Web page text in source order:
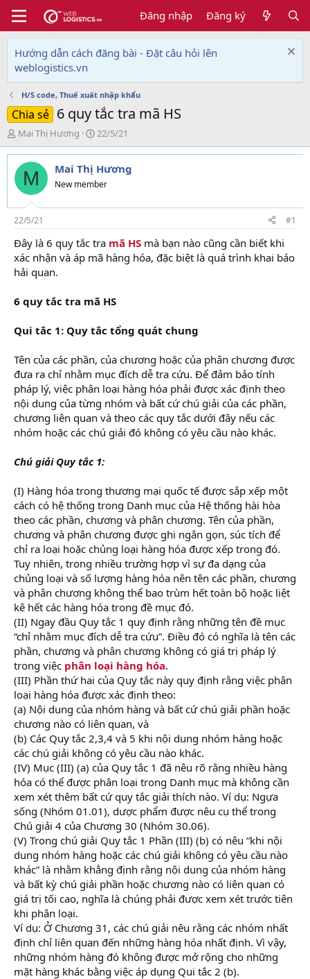
Đăng nhập Đăng ký
Hướng dẫn cách đăng bài - Đặt câu hỏi lên
weblogistics.vn
H/S code, Thuế xuất nhập khẩu
Chia sẻ 6 quy tắc tra mã HS
T
h
r
e
d
s
t
a
r
t
e
Mai Thị Hương
N
g
à
y
g
i
22/5/21
M Mai Thị Hương
New member
22/5/21 #1
Đây là 6 quy tắc tra mã HS mà bạn nào cũng cần biết khi
xác nhận và áp mã hàng hóa, đặc biệt là quá trình khai báo
hải quan.
6 quy tắc tra mã HS
Qui tắc 1: Quy tắc tổng quát chung
Tên của các phần, của chương hoặc của phân chương được
đưa ra chỉ nhằm mục đích dễ tra cứu. Để đảm bảo tính
pháp lý, việc phân loại hàng hóa phải được xác định theo
nội dung của từng nhóm và bất cứ chú giải của các phần,
chương liên quan và theo các quy tắc dưới đây nếu các
nhóm hoặc các chú giải đó không có yêu cầu nào khác.
Chú giải Quy tắc 1:
(I) Hàng hóa trong thương mại quốc tế được sắp xếp một
cách có hệ thống trong Danh mục của Hệ thống hài hòa
theo các phần, chương và phân chương. Tên của phần,
chương và phân chương được ghi ngắn gọn, súc tích để
chỉ ra loại hoặc chủng loại hàng hóa được xếp trong đó.
Tuy nhiên, trong nhiều trường hợp vì sự đa dạng của
chủng loại và số lượng hàng hóa nên tên các phần, chương
và phân chương không thể bao trùm hết toàn bộ hoặc liệt
kê hết các hàng hóa trong đề mục đó.
(II) Ngay đầu Quy tắc 1 quy định rằng những tên đề mục
“chỉ nhằm mục đích dễ tra cứu”. Điều đó có nghĩa là tên các
phần, chương và phân chương không có giá trị pháp lý
trong việc phân loại hàng hóa.
(III) Phần thứ hai của Quy tắc này quy định rằng việc phân
loại hàng hóa được xác định theo:
(a) Nội dung của nhóm hàng và bất cứ chú giải phần hoặc
chương nào có liên quan, và
(b) Các Quy tắc 2,3,4 và 5 khi nội dung nhóm hàng hoặc
các chú giải không có yêu cầu nào khác.
(IV) Mục (III) (a) của Quy tắc 1 đã nêu rõ rằng nhiều hàng
hóa có thể được phân loại trong Danh mục mà không cần
xem xét thêm bất cứ quy tắc giải thích nào. Ví dụ: Ngựa
sống (Nhóm 01.01), dược phẩm được nêu cụ thể trong
Chú giải 4 của Chương 30 (Nhóm 30.06).
(V) Trong chú giải Quy tắc 1 Phần (III) (b) có nêu “khi nội
dung nhóm hàng hoặc các chú giải không có yêu cầu nào
khác” là nhằm khẳng định rằng nội dung của nhóm hàng
và bất kỳ chú giải phần hoặc chương nào có liên quan có
giá trị tối cao, nghĩa là chúng phải được xem xét trước tiên
khi phân loại.
Ví dụ: Ở Chương 31, các chú giải nêu rằng các nhóm nhất
định chỉ liên quan đến những hàng hóa nhất định. Vì vậy,
những nhóm hàng đó không được mở rộng cho những
mặt hàng khác bằng việc áp dụng Qui tắc 2 (b).